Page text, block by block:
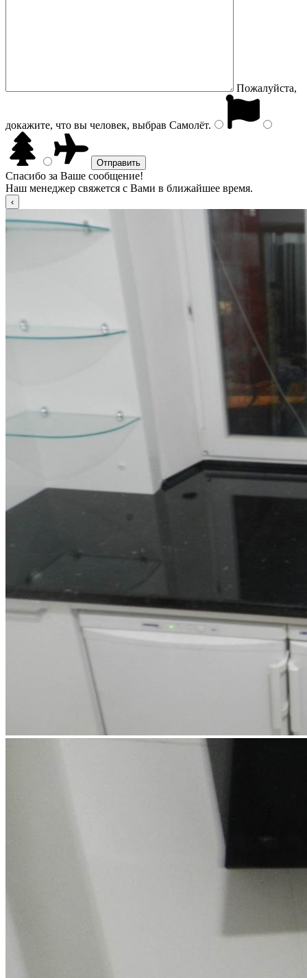
Пожалуйста,
докажите, что вы человек, выбрав Самолёт.
Спасибо за Ваше сообщение!
Наш менеджер свяжется с Вами в ближайшее время.